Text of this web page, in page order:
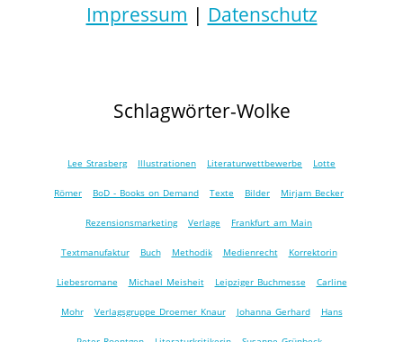
Impressum | Datenschutz
Schlagwörter-Wolke
Lee Strasberg Illustrationen Literaturwettbewerbe Lotte
Römer BoD - Books on Demand Texte Bilder Mirjam Becker
Rezensionsmarketing Verlage Frankfurt am Main
Textmanufaktur Buch Methodik Medienrecht Korrektorin
Liebesromane Michael Meisheit Leipziger Buchmesse Carline
Mohr Verlagsgruppe Droemer Knaur Johanna Gerhard Hans